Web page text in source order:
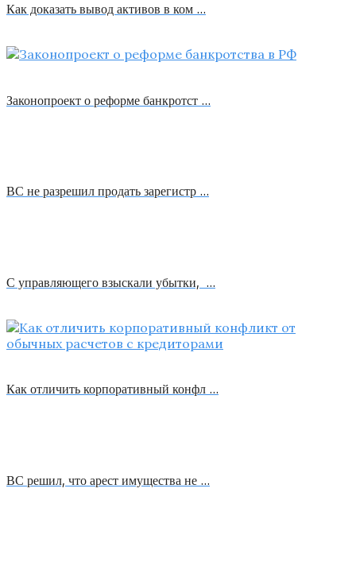
Как доказать вывод активов в ком …
Законопроект о реформе банкротст …
ВС не разрешил продать зарегистр …
С управляющего взыскали убытки, …
Как отличить корпоративный конфл …
ВС решил, что арест имущества не …